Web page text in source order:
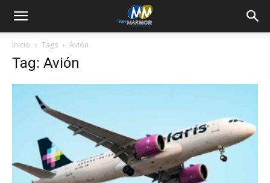
Inicio Tags Avión
Tag: Avión